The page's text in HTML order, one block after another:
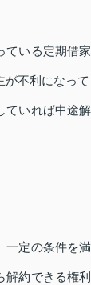
ている定期借
不利になって
ていれば中途
一定の条件を
解約できる権